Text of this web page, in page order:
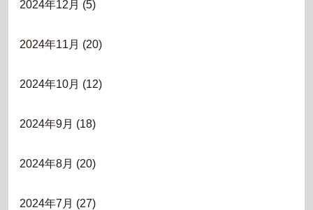
2024年12月 (5)
2024年11月 (20)
2024年10月 (12)
2024年9月 (18)
2024年8月 (20)
2024年7月 (27)